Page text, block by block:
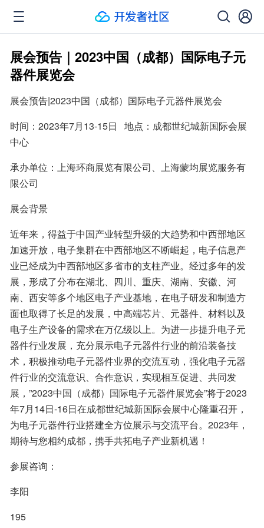
展会预告｜2023中国（成都）国际电子元
器件展览会
展会预告|2023中国（成都）国际电子元器件展览会
时间：2023年7月13-15日   地点：成都世纪城新国际会展
中心
承办单位：上海环商展览有限公司、上海蒙均展览服务有
限公司
展会背景
近年来，得益于中国产业转型升级的大趋势和中西部地区
加速开放，电子集群在中西部地区不断崛起，电子信息产
业已经成为中西部地区多省市的支柱产业。经过多年的发
展，形成了分布在湖北、四川、重庆、湖南、安徽、河
南、西安等多个地区电子产业基地，在电子研发和制造方
面也取得了长足的发展，中高端芯片、元器件、材料以及
电子生产设备的需求在万亿级以上。为进一步提升电子元
器件行业发展，充分展示电子元器件行业的前沿装备技
术，积极推动电子元器件业界的交流互动，强化电子元器
件行业的交流意识、合作意识，实现相互促进、共同发
展，”2023中国（成都）国际电子元器件展览会”将于2023
年7月14日-16日在成都世纪城新国际会展中心隆重召开，
为电子元器件行业搭建全方位展示与交流平台。2023年，
期待与您相约成都，携手共拓电子产业新机遇！
参展咨询：
李阳
195